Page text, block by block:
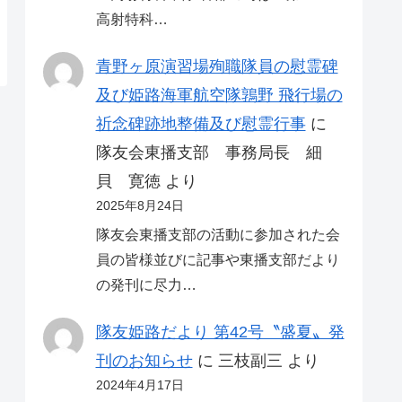
高射特科…
青野ヶ原演習場殉職隊員の慰霊碑
及び姫路海軍航空隊鶉野 飛行場の
祈念碑跡地整備及び慰霊行事に
隊友会東播支部 事務局長 細
貝 寛徳より
2025年8月24日
隊友会東播支部の活動に参加された会
員の皆様並びに記事や東播支部だより
の発刊に尽力…
隊友姫路だより 第42号〝盛夏〟発
刊のお知らせに 三枝副三 より
2024年4月17日